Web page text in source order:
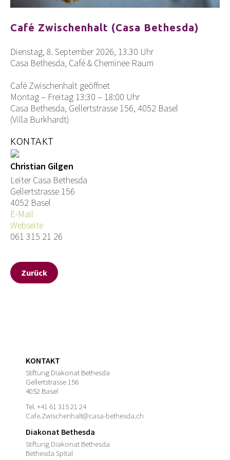
Café Zwischenhalt (Casa Bethesda)
Dienstag, 8. September 2026, 13.30 Uhr
Casa Bethesda, Café & Cheminee Raum
Café Zwischenhalt geöffnet
Montag – Freitag 13:30 – 18:00 Uhr
Casa Bethesda, Gellertstrasse 156, 4052 Basel
(Villa Burkhardt)
KONTAKT
Christian Gilgen
Leiter Casa Bethesda
Gellertstrasse 156
4052 Basel
E-Mail
Webseite
061 315 21 26
Zurück
KONTAKT
Stiftung Diakonat Bethesda
Gellertstrasse 156
4052 Basel
Tel. +41 61 315 21 24
Cafe.Zwischenhalt@casa-bethesda.ch
Diakonat Bethesda
Stiftung Diakonat Bethesda
Bethesda Spital